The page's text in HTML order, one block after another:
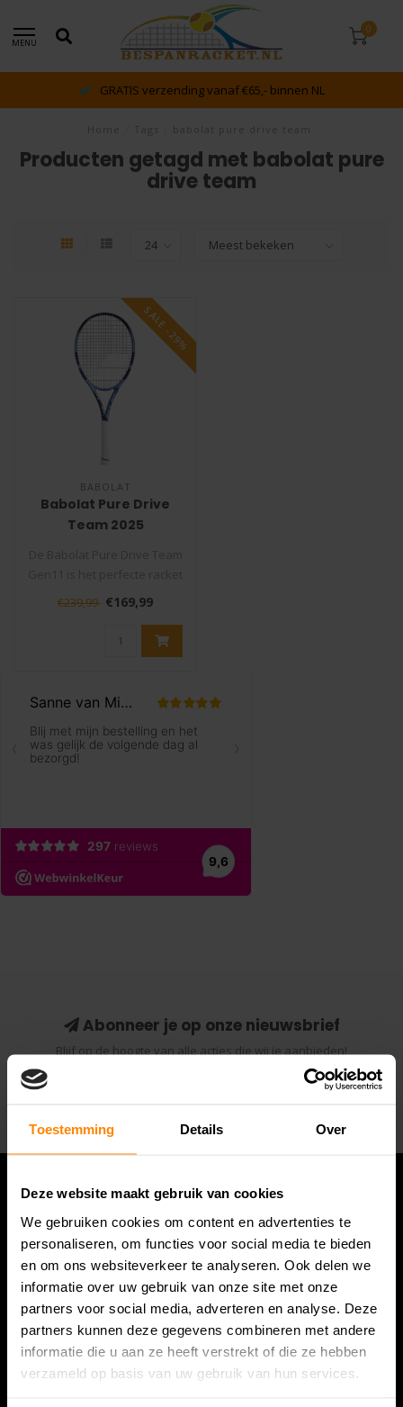
Toestemming Details Over
Deze website maakt gebruik van cookies
We gebruiken cookies om content en advertenties te
personaliseren, om functies voor social media te bieden
en om ons websiteverkeer te analyseren. Ook delen we
informatie over uw gebruik van onze site met onze
partners voor social media, adverteren en analyse. Deze
partners kunnen deze gegevens combineren met andere
informatie die u aan ze heeft verstrekt of die ze hebben
verzameld op basis van uw gebruik van hun services.
MENU
0
GRATIS verzending vanaf €65,- binnen NL
Producten getagd met babolat pure
drive team
SALE -29%
BABOLAT
Babolat Pure Drive
Team 2025
voor spelers die kracht ..
€239,99 €169,99
Abonneer je op onze nieuwsbrief
Blijf op de hoogte van alle acties die wij je aanbieden!
Abonneer
Bespanracket.nl is dé racketspecialist van Lelystad en
omstreken.